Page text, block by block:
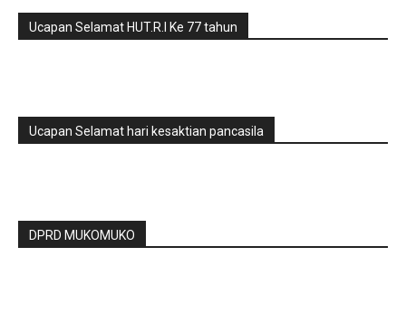
Ucapan Selamat HUT.R.I Ke 77 tahun
Ucapan Selamat hari kesaktian pancasila
DPRD MUKOMUKO